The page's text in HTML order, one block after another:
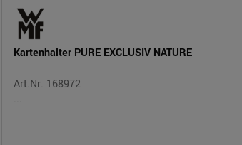
Kartenhalter PURE EXCLUSIV NATURE
Art.Nr. 168972
...